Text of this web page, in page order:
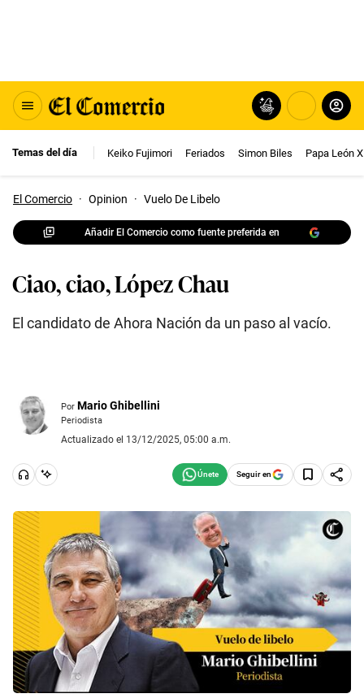
Temas del día Keiko Fujimori Feriados Simon Biles Papa León
El Comercio · Opinion · Vuelo De Libelo
Añadir El Comercio como fuente preferida en
Ciao, ciao, López Chau
El candidato de Ahora Nación da un paso al vacío.
Por Mario Ghibellini
Periodista
Actualizado el 13/12/2025, 05:00 a.m.
Seguir en